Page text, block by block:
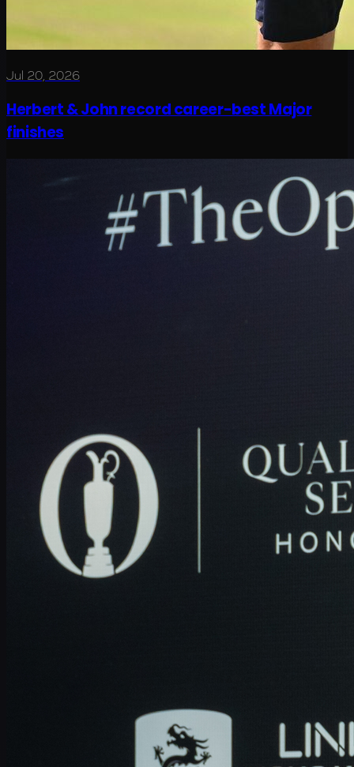
Jul 20, 2026
Herbert & John record career-best Major
finishes